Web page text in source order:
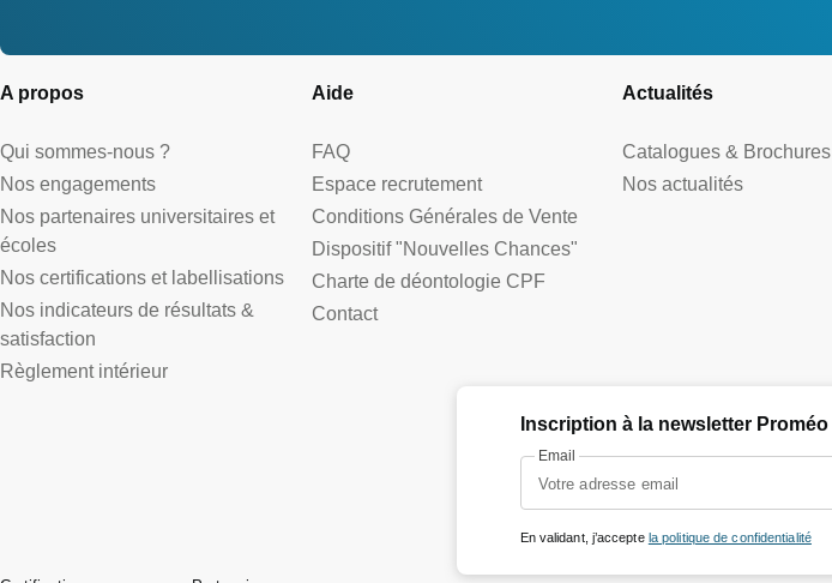
A propos
Qui sommes-nous ?
Nos engagements
Nos partenaires universitaires et
écoles
Nos certifications et labellisations
Nos indicateurs de résultats &
satisfaction
Règlement intérieur
Aide
FAQ
Espace recrutement
Conditions Générales de Vente
Dispositif "Nouvelles Chances"
Charte de déontologie CPF
Contact
Actualités
Catalogues & Brochures
Nos actualités
Inscription à la newsletter Proméo
Email
En validant, j’accepte la politique de confidentialité